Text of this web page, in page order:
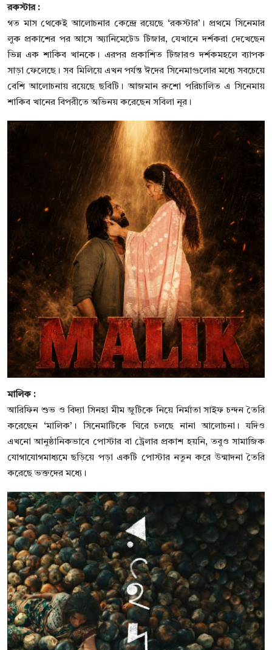
রকস্টার :
গত মাস থেকেই আলোচনার কেন্দ্রে রয়েছে ‘রকস্টার’। প্রথমে সিনেমার
লুক প্রকাশের পর আসে অ্যানিমেটেড টিজার, যেখানে দর্শকরা দেখেছেন
ভিন্ন এক শাকিব খানকে। এরপর প্রকাশিত টিজারও দর্শকমহলে ব্যাপক
সাড়া ফেলেছে। সব মিলিয়ে এখন পর্যন্ত ঈদের সিনেমাগুলোর মধ্যে সবচেয়ে
বেশি আলোচনায় রয়েছে ছবিটি। আজমান রুশো পরিচালিত এ সিনেমায়
শাকিব খানের বিপরীতে অভিনয় করেছেন সবিলা নূর।
মালিক :
আরিফিন শুভ ও বিদ্যা সিনহা মীম জুটিকে নিয়ে নির্মাতা সাইফ চন্দন তৈরি
করেছেন ‘মালিক’। সিনেমাটিকে ঘিরে চলছে নানা আলোচনা। যদিও
এখনো আনুষ্ঠানিকভাবে পোস্টার বা ট্রেলার প্রকাশ হয়নি, তবুও সামাজিক
যোগাযোগমাধ্যমে ছড়িয়ে পড়া একটি পোস্টার নতুন করে উন্মাদনা তৈরি
করেছে ভক্তদের মধ্যে।